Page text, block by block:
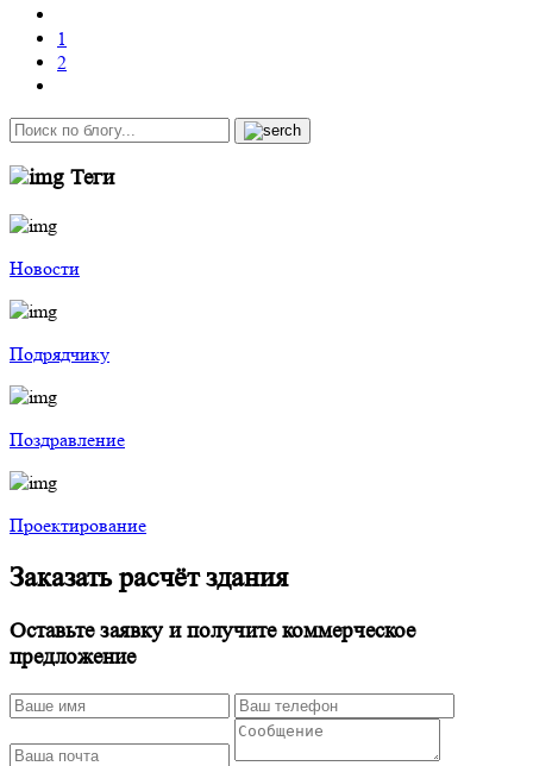
1
2
Теги
Новости
Подрядчику
Поздравление
Проектирование
Заказать расчёт здания
Оставьте заявку и получите коммерческое
предложение